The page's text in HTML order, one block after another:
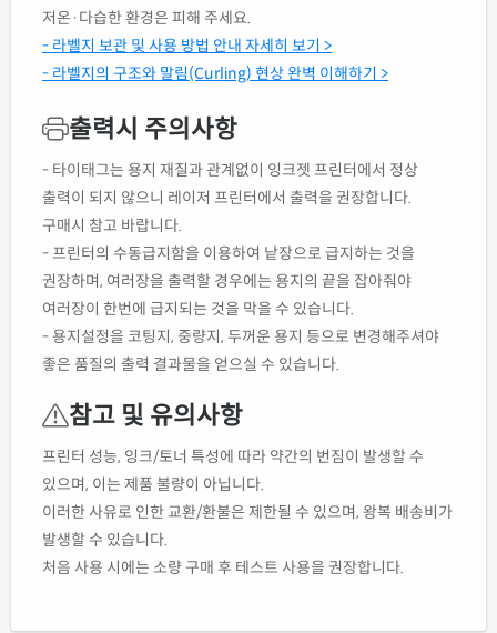
저온·다습한 환경은 피해 주세요.
- 라벨지 보관 및 사용 방법 안내 자세히 보기 >
- 라벨지의 구조와 말림(Curling) 현상 완벽 이해하기 >
출력시 주의사항
- 타이태그는 용지 재질과 관계없이 잉크젯 프린터에서 정상
출력이 되지 않으니 레이저 프린터에서 출력을 권장합니다.
구매시 참고 바랍니다.
- 프린터의 수동급지함을 이용하여 낱장으로 급지하는 것을
권장하며, 여러장을 출력할 경우에는 용지의 끝을 잡아줘야
여러장이 한번에 급지되는 것을 막을 수 있습니다.
- 용지설정을 코팅지, 중량지, 두꺼운 용지 등으로 변경해주셔야
좋은 품질의 출력 결과물을 얻으실 수 있습니다.
참고 및 유의사항
프린터 성능, 잉크/토너 특성에 따라 약간의 번짐이 발생할 수
있으며, 이는 제품 불량이 아닙니다.
이러한 사유로 인한 교환/환불은 제한될 수 있으며, 왕복 배송비가
발생할 수 있습니다.
처음 사용 시에는 소량 구매 후 테스트 사용을 권장합니다.